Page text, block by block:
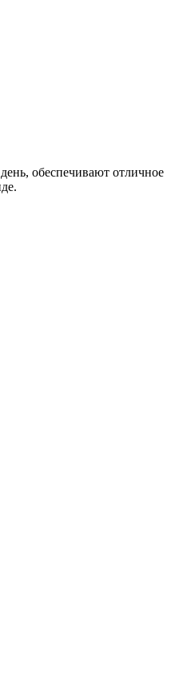
обеспечивают отличное